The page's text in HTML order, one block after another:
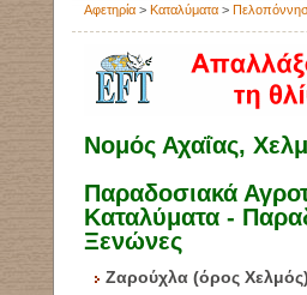
Αφετηρία > Καταλύματα >
Νομός Αχαΐας,
Παραδοσιακά
Καταλύματα -
Ξενώνες
Ζαρούχλα (όρος